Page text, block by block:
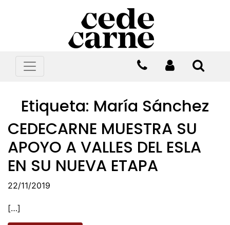
Etiqueta: María Sánchez
CEDECARNE MUESTRA SU
APOYO A VALLES DEL ESLA
EN SU NUEVA ETAPA
22/11/2019
[…]